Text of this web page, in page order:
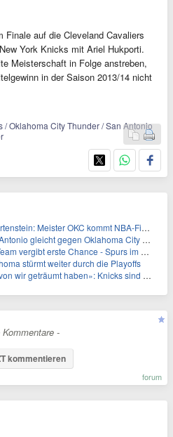
Finale auf die Cleveland Cavaliers
York Knicks mit Ariel Hukporti.
Meisterschaft in Folge anstreben,
in der Saison 2013/14 nicht
/ Oklahoma City Thunder / San Antonio
Meister OKC kommt NBA-Finale näher
gleicht gegen Oklahoma City wieder aus
vergibt erste Chance - Spurs im NBA-Halbfinale
stürmt weiter durch die Playoffs
geträumt haben»: Knicks sind NBA-Champion
-
kommentieren
forum